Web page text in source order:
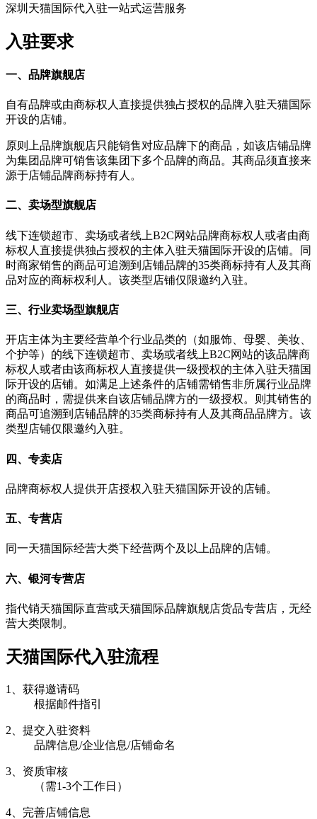
深圳天猫国际代入驻一站式运营服务
入驻要求
一、品牌旗舰店
自有品牌或由商标权人直接提供独占授权的品牌入驻天猫国际
开设的店铺。
原则上品牌旗舰店只能销售对应品牌下的商品，如该店铺品牌
为集团品牌可销售该集团下多个品牌的商品。其商品须直接来
源于店铺品牌商标持有人。
二、卖场型旗舰店
线下连锁超市、卖场或者线上B2C网站品牌商标权人或者由商
标权人直接提供独占授权的主体入驻天猫国际开设的店铺。同
时商家销售的商品可追溯到店铺品牌的35类商标持有人及其商
品对应的商标权利人。该类型店铺仅限邀约入驻。
三、行业卖场型旗舰店
开店主体为主要经营单个行业品类的（如服饰、母婴、美妆、
个护等）的线下连锁超市、卖场或者线上B2C网站的该品牌商
标权人或者由该商标权人直接提供一级授权的主体入驻天猫国
际开设的店铺。如满足上述条件的店铺需销售非所属行业品牌
的商品时，需提供来自该店铺品牌方的一级授权。则其销售的
商品可追溯到店铺品牌的35类商标持有人及其商品品牌方。该
类型店铺仅限邀约入驻。
四、专卖店
品牌商标权人提供开店授权入驻天猫国际开设的店铺。
五、专营店
同一天猫国际经营大类下经营两个及以上品牌的店铺。
六、银河专营店
指代销天猫国际直营或天猫国际品牌旗舰店货品专营店，无经
营大类限制。
天猫国际代入驻流程
1、获得邀请码
根据邮件指引
2、提交入驻资料
品牌信息/企业信息/店铺命名
3、资质审核
（需1-3个工作日）
4、完善店铺信息